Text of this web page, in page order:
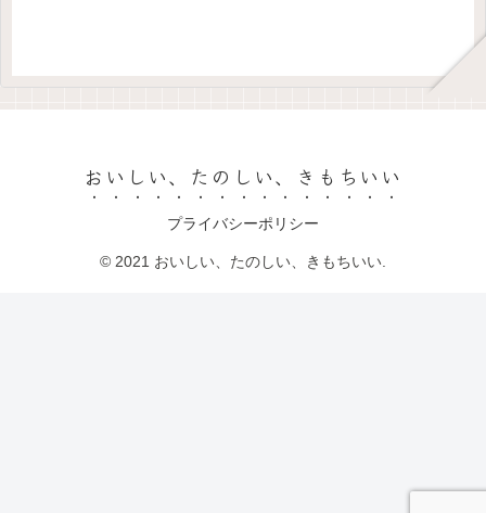
おいしい、たのしい、きもちいい
プライバシーポリシー
© 2021 おいしい、たのしい、きもちいい.